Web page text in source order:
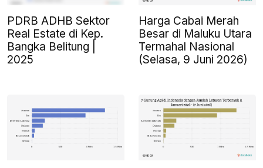
PDRB ADHB Sektor
Real Estate di Kep.
Bangka Belitung |
2025
Harga Cabai Merah
Besar di Maluku Utara
Termahal Nasional
(Selasa, 9 Juni 2026)